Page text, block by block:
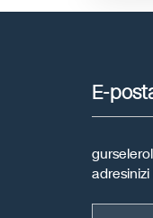
E-
adresinizi